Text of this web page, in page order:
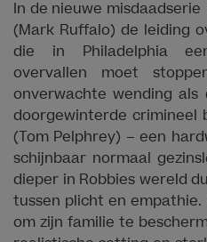
In de nieuwe misdaadserie
(Mark Ruffalo) de leiding
die in Philadelphia
overvallen moet
onverwachte wending
doorgewinterde crimineel
(Tom Pelphrey) – een
schijnbaar normaal
dieper in Robbies wereld
tussen plicht en
om zijn familie te